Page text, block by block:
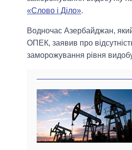
«Слово і Діло».
Водночас Азербайджан,
ОПЕК, заявив про
заморожування рівня